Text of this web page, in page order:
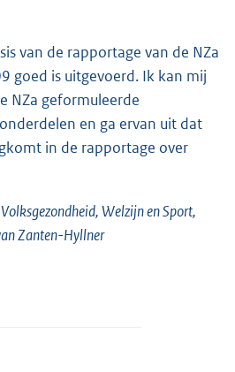
van de rapportage van de NZa
goed is uitgevoerd. Ik kan mij
NZa geformuleerde
en ga ervan uit dat
in de rapportage over
Welzijn en Sport,
Zanten-Hyllner